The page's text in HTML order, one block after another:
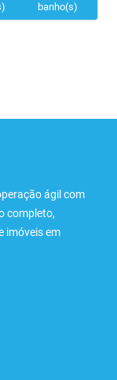
banho(s)
ágil com
completo,
imóveis em